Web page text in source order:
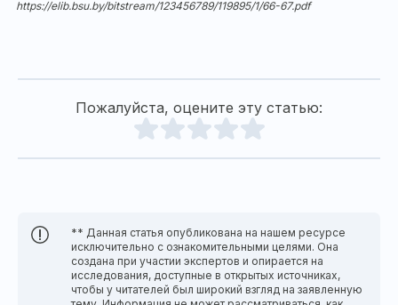
https://elib.bsu.by/bitstream/123456789/119895/1/66-67.pdf
Пожалуйста, оцените эту статью:
** Данная статья опубликована на нашем ресурсе
исключительно с ознакомительными целями. Она
создана при участии экспертов и опирается на
исследования, доступные в открытых источниках,
чтобы у читателей был широкий взгляд на заявленную